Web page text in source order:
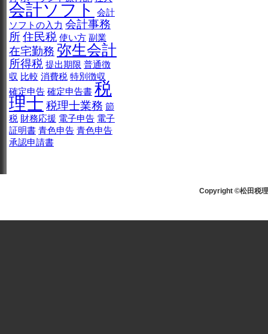
会計ソフト
会計
ソフトの入力 会計事務
所住民税 使い方 副業
在宅勤務 弥生会計
所得税 提出期限 普通徴
収 比較 消費税 特別徴収
確定申告 確定申告書 税
理士 税理士業務 節
税 財務応援 電子申告 電子
証明書 青色申告 青色申告
承認申請書
Copyright ©松田税